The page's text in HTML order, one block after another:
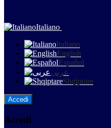
Italiano
Italiano
English
Español
عربى
Shqiptare
Accedi
Accedi